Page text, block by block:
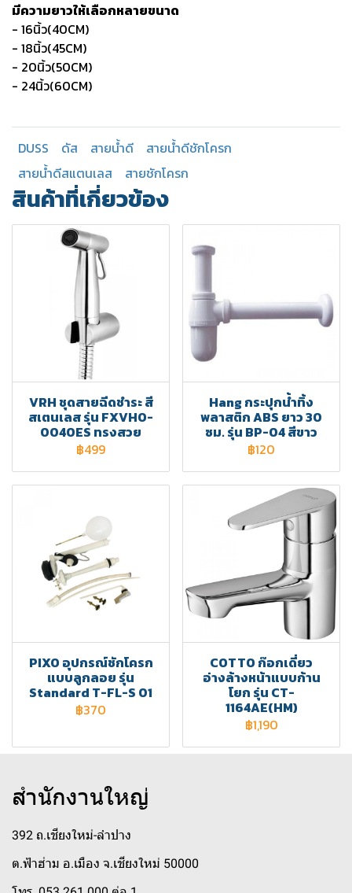
มีความยาวให้เลือกหลายขนาด
- 16นิ้ว(40CM)
- 18นิ้ว(45CM)
- 20นิ้ว(50CM)
- 24นิ้ว(60CM)
DUSS ดัส สายน้ำดี
สายน้ำดีชักโครก
สายน้ำดีสแตนเลส
สายชักโครก
สินค้าที่เกี่ยวข้อง
VRH ชุดสายฉีดชำระ สี
สเตนเลส รุ่น FXVHO-
0040ES ทรงสวย
฿499
Hang กระปุกน้ำทิ้ง
พลาสติก ABS ยาว 30
ซม. รุ่น BP-04 สีขาว
฿120
PIXO อุปกรณ์ชักโครก
แบบลูกลอย รุ่น
Standard T-FL-S 01
฿370
COTTO ก๊อกเดี่ยว
อ่างล้างหน้าแบบก้าน
โยก รุ่น CT-
1164AE(HM)
฿1,190
สำนักงานใหญ่
392 ถ.เชียงใหม่-ลำปาง
ต.ฟ้าฮ่าม อ.เมือง จ.เชียงใหม่ 50000